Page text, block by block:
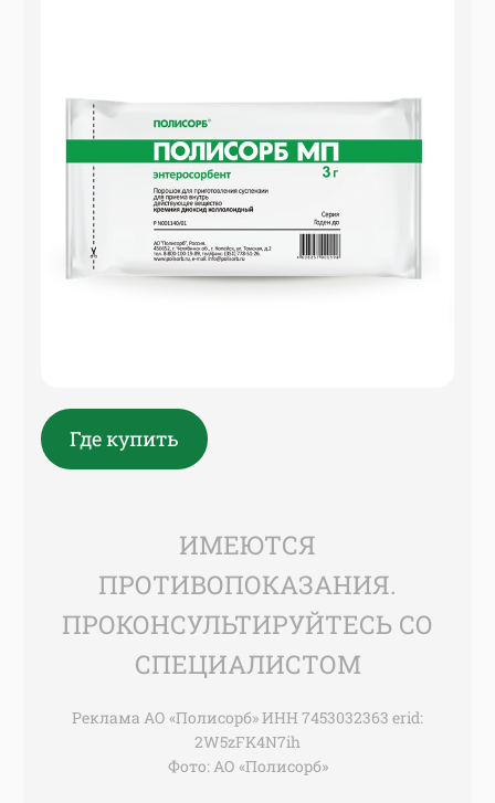
Где купить
ИМЕЮТСЯ
ПРОТИВОПОКАЗАНИЯ.
ПРОКОНСУЛЬТИРУЙТЕСЬ СО
СПЕЦИАЛИСТОМ
Реклама АО «Полисорб» ИНН 7453032363 erid:
2W5zFK4N7ih
Фото: АО «Полисорб»​​​​​​​